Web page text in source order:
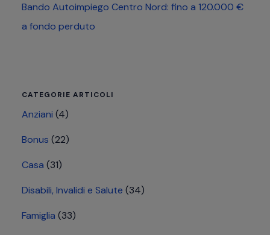
Bando Autoimpiego Centro Nord: fino a 120.000 €
a fondo perduto
CATEGORIE ARTICOLI
Anziani (4)
Bonus (22)
Casa (31)
Disabili, Invalidi e Salute (34)
Famiglia (33)